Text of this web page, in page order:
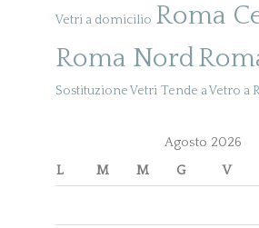
Vetri a domicilio Roma
Roma Nord
Sostituzione Vetri Tende a Vetro a
Agosto 2026
L
M M G V